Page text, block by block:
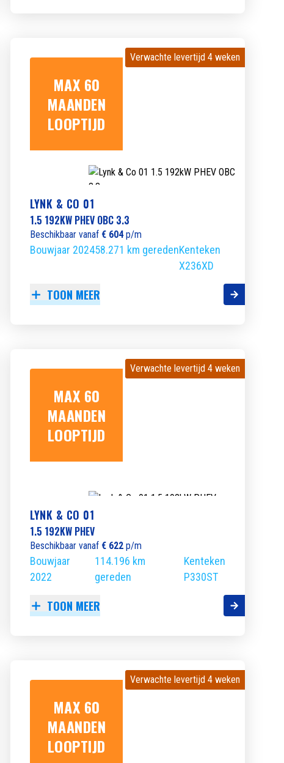
MAX 60
MAANDEN
LOOPTIJD
Verwachte levertijd 4 weken
Verwachte levertijd 4 weken
LYNK & CO 01
1.5 192KW PHEV OBC 3.3
Beschikbaar vanaf € 604p/m
Bouwjaar 202458.271 km geredenKenteken
X236XD
TOON MEER
MAX 60
MAANDEN
LOOPTIJD
Verwachte levertijd 4 weken
Verwachte levertijd 4 weken
LYNK & CO 01
1.5 192KW PHEV
Beschikbaar vanaf € 622 p/m
Bouwjaar
2022
114.196 km
gereden
Kenteken
P330ST
TOON MEER
MAX 60
MAANDEN
LOOPTIJD
Verwachte levertijd 4 weken
Verwachte levertijd 4 weken